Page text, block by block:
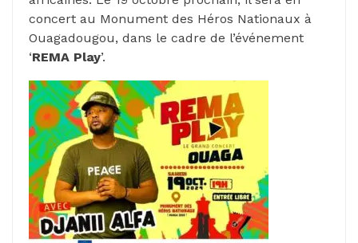
concert au Monument des Héros Nationaux à
Ouagadougou, dans le cadre de l’événement
‘REMA Play’.